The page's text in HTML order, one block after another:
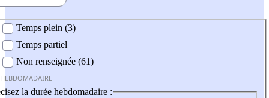
Temps plein (3)
Temps partiel
Non renseignée (61)
la durée hebdomadaire :